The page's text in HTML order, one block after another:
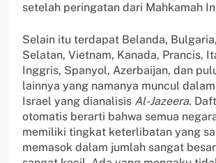
setelah peringatan dari Mahkamah
Selain itu terdapat Belanda,
Selatan, Vietnam, Kanada, Prancis,
Inggris, Spanyol, Azerbaijan, dan
lainnya yang namanya muncul
Israel yang dianalisis Al-Jazeera.
otomatis berarti bahwa semua
memiliki tingkat keterlibatan yang
memasok dalam jumlah sangat